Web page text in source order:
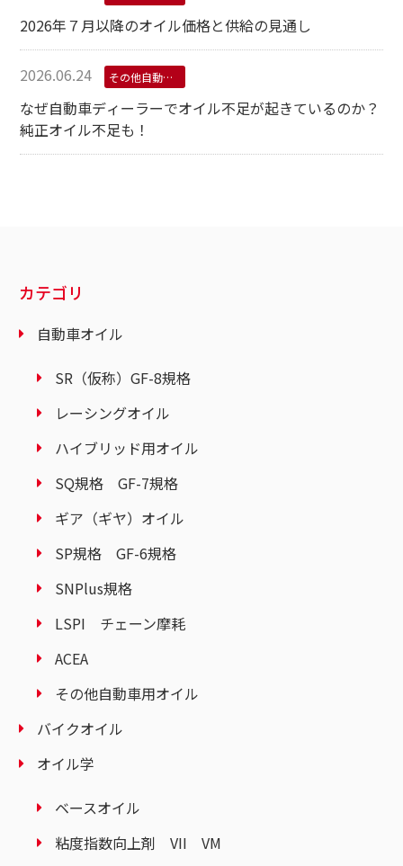
2026年７月以降のオイル価格と供給の見通し
2026.06.24 その他自動車用オイル
なぜ自動車ディーラーでオイル不足が起きているのか？
純正オイル不足も！
カテゴリ
自動車オイル
SR（仮称）GF-8規格
レーシングオイル
ハイブリッド用オイル
SQ規格 GF-7規格
ギア（ギヤ）オイル
SP規格 GF-6規格
SNPlus規格
LSPI チェーン摩耗
ACEA
その他自動車用オイル
バイクオイル
オイル学
ベースオイル
粘度指数向上剤 VII VM